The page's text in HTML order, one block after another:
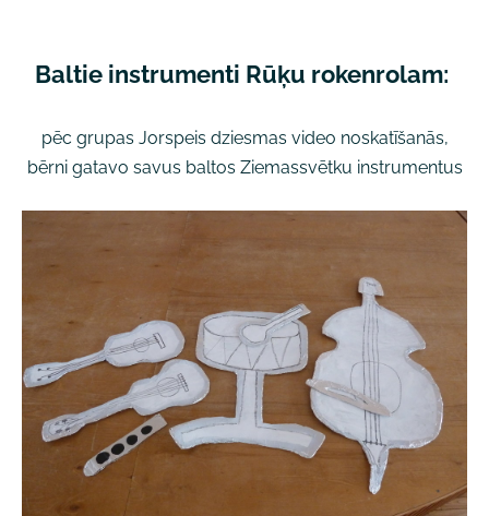
Baltie instrumenti Rūķu rokenrolam:
pēc grupas Jorspeis dziesmas video noskatīšanās,
bērni gatavo savus baltos Ziemassvētku instrumentus